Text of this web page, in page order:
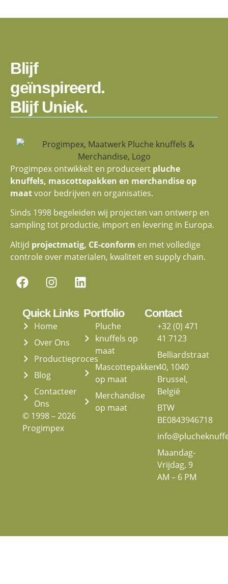
Blijf
geïnspireerd.
Blijf Uniek.
Progimpex ontwikkelt en produceert pluche
knuffels, mascottepakken en merchandise op
maatvoor bedrijven en organisaties.
Sinds 1998 begeleiden wij projecten van ontwerp en
sampling tot productie, import en levering in Europa.
Altijd projectmatig, CE-conform en met volledige
controle over materialen, kwaliteit en supply chain.
Quick Links
Home
Over Ons
Productieproces
Blog
Contacteer
Ons
© 1998 – 2026
Progimpex
Portfolio
Pluche
knuffels op
maat
Mascottepakken
op maat
Merchandise
op maat
Contact
+32 (0) 471
41 7123
Belliardstraat
40, 1040
Brussel,
België
BTW
BE0843946718
Maandag-
Vrijdag, 9
AM – 6 PM